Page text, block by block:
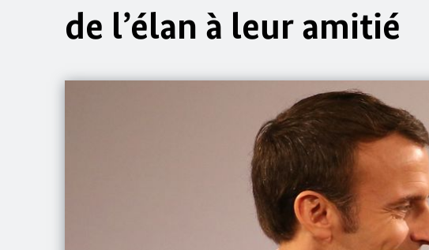
de l’élan à leur amitié